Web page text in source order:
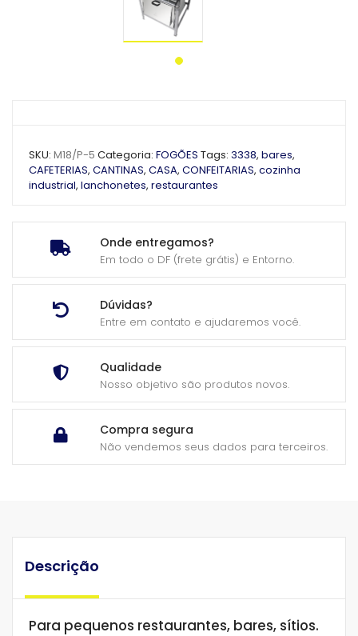
Onde entregamos?
Em todo o DF (frete grátis) e Entorno.
Dúvidas?
Entre em contato e ajudaremos você.
Qualidade
Nosso objetivo são produtos novos.
Compra segura
Não vendemos seus dados para terceiros.
SKU: M18/P-5 Categoria: FOGÕES Tags: 3338, bares,
CAFETERIAS, CANTINAS, CASA, CONFEITARIAS, cozinha
industrial, lanchonetes, restaurantes
Descrição
Para pequenos restaurantes, bares, sítios.